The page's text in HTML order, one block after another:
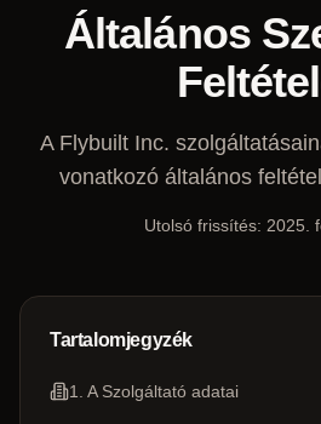
Általános
A Flybuilt Inc.
vonatkozó általános
Utolsó frissítés: 2025.
Tartalomjegyzék
1. A Szolgáltató adatai